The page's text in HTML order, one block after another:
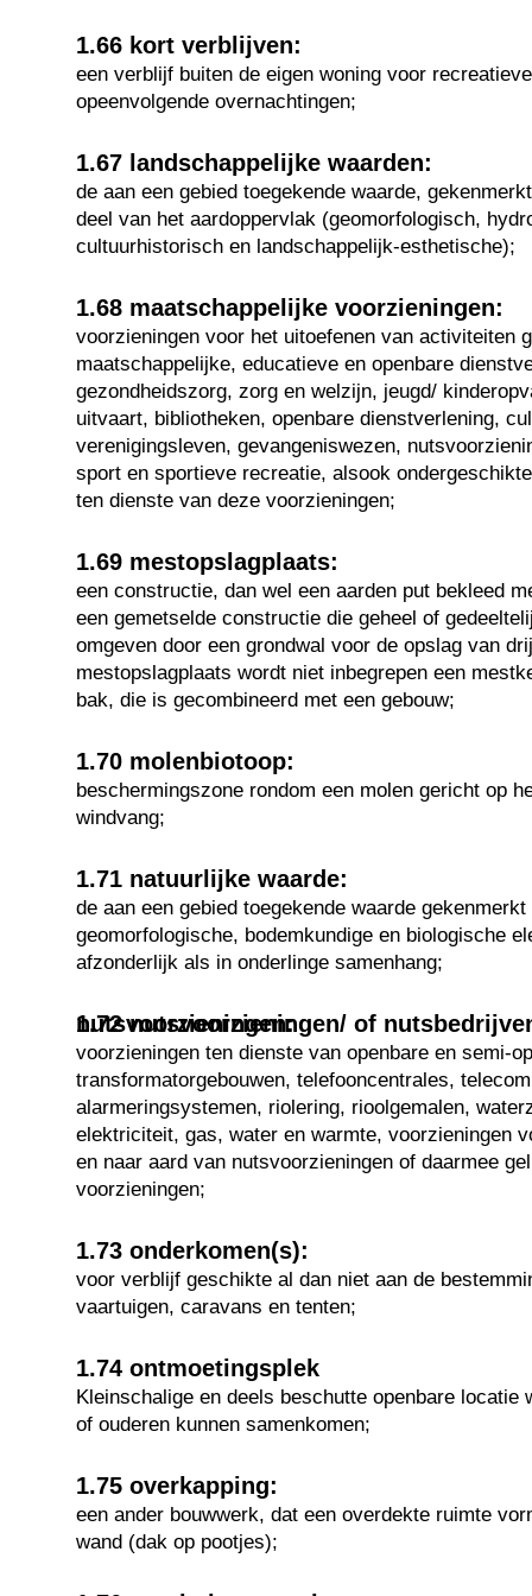
1.66 kort verblijven:
een verblijf buiten de eigen woning voor
opeenvolgende overnachtingen;
1.67 landschappelijke waarden:
de aan een gebied toegekende waarde,
deel van het aardoppervlak (geomorfologisch,
cultuurhistorisch en landschappelijk-esthetische);
1.68 maatschappelijke voorzieningen:
voorzieningen voor het uitoefenen van activiteiten
maatschappelijke, educatieve en openbare
gezondheidszorg, zorg en welzijn, jeugd/
uitvaart, bibliotheken, openbare dienstverlening,
verenigingsleven, gevangeniswezen,
sport en sportieve recreatie, alsook
ten dienste van deze voorzieningen;
1.69 mestopslagplaats:
een constructie, dan wel een aarden put bekleed
een gemetselde constructie die geheel of
omgeven door een grondwal voor de opslag van
mestopslagplaats wordt niet inbegrepen een
bak, die is gecombineerd met een gebouw;
1.70 molenbiotoop:
beschermingszone rondom een molen gericht op
windvang;
1.71 natuurlijke waarde:
de aan een gebied toegekende waarde
geomorfologische, bodemkundige en biologische
afzonderlijk als in onderlinge samenhang;
1.72 nutsvoorzieningen/ of nutsbedrijven en semi-openbare nutsvoorzieningen:
voorzieningen ten dienste van openbare en semi-
transformatorgebouwen, telefooncentrales,
alarmeringsystemen, riolering, rioolgemalen,
elektriciteit, gas, water en warmte, voorzieningen
en naar aard van nutsvoorzieningen of daarmee
voorzieningen;
1.73 onderkomen(s):
voor verblijf geschikte al dan niet aan de
vaartuigen, caravans en tenten;
1.74 ontmoetingsplek
Kleinschalige en deels beschutte openbare locatie
of ouderen kunnen samenkomen;
1.75 overkapping:
een ander bouwwerk, dat een overdekte ruimte
wand (dak op pootjes);